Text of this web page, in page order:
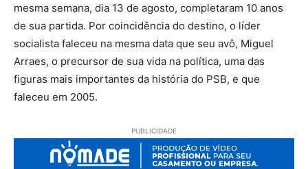
mesma semana, dia 13 de agosto, completaram 10 anos
de sua partida. Por coincidência do destino, o líder
socialista faleceu na mesma data que seu avô, Miguel
Arraes, o precursor de sua vida na política, uma das
figuras mais importantes da história do PSB, e que
faleceu em 2005.
PUBLICIDADE